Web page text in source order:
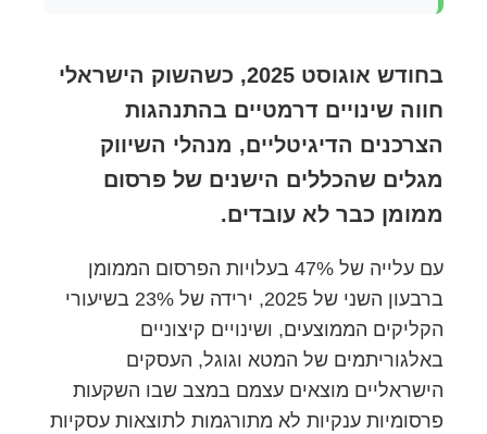
בחודש אוגוסט 2025, כשהשוק הישראלי
חווה שינויים דרמטיים בהתנהגות
הצרכנים הדיגיטליים, מנהלי השיווק
מגלים שהכללים הישנים של פרסום
ממומן כבר לא עובדים.
עם עלייה של 47% בעלויות הפרסום הממומן
ברבעון השני של 2025, ירידה של 23% בשיעורי
הקליקים הממוצעים, ושינויים קיצוניים
באלגוריתמים של המטא וגוגל, העסקים
הישראליים מוצאים עצמם במצב שבו השקעות
פרסומיות ענקיות לא מתורגמות לתוצאות עסקיות